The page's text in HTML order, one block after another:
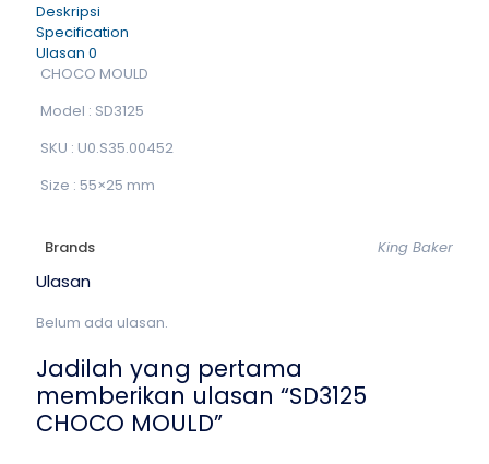
Deskripsi
Specification
Ulasan 0
CHOCO MOULD
Model : SD3125
SKU : U0.S35.00452
Size : 55×25 mm
Brands King Baker
Ulasan
Belum ada ulasan.
Jadilah yang pertama
memberikan ulasan “SD3125
CHOCO MOULD”